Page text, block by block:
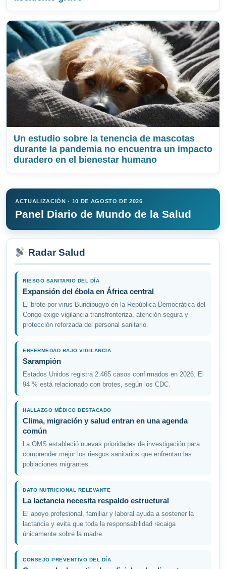
Un estudio sobre la tenencia de mascotas
durante la pandemia no encuentra un impacto
duradero en el bienestar humano
ACTUALIZACIÓN · 10 DE AGOSTO DE 2026
Panel Diario de Mundo de la Salud
Radar Salud
RIESGO SANITARIO DEL DÍA
Expansión del ébola en África central
El brote por virus Bundibugyo en la República Democrática del
Congo exige vigilancia transfronteriza, atención segura y
protección reforzada del personal sanitario.
ENFERMEDAD BAJO VIGILANCIA
Sarampión
Estados Unidos registra 2.465 casos confirmados en 2026. El
94 % está relacionado con brotes, según los CDC.
HALLAZGO MÉDICO DESTACADO
Clima, migración y salud entran en una agenda
común
La OMS estableció nuevas prioridades de investigación para
comprender mejor los riesgos sanitarios que enfrentan las
poblaciones migrantes.
DATO NUTRICIONAL RELEVANTE
La lactancia necesita respaldo estructural
El apoyo profesional, familiar y laboral ayuda a sostener la
lactancia y evita que toda la responsabilidad recaiga
únicamente sobre la madre.
CONSEJO PREVENTIVO DEL DÍA